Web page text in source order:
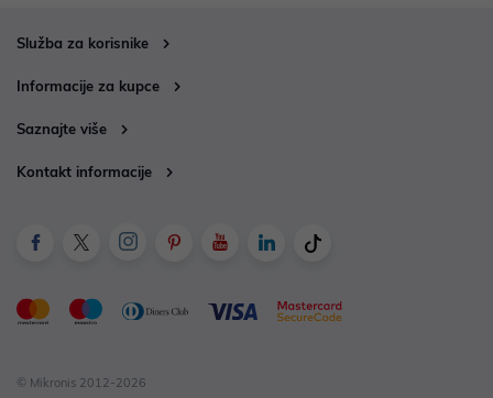
Služba za korisnike
Informacije za kupce
Saznajte više
Kontakt informacije
© Mikronis 2012-2026